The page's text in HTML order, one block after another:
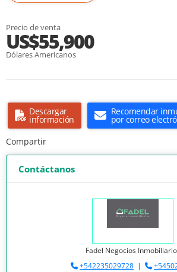
Precio de venta
US$55,900
Dólares Americanos
Descargar
información
Recomendar
por correo
Compartir
Contáctanos
Fadel Negocios
+542235029728 |